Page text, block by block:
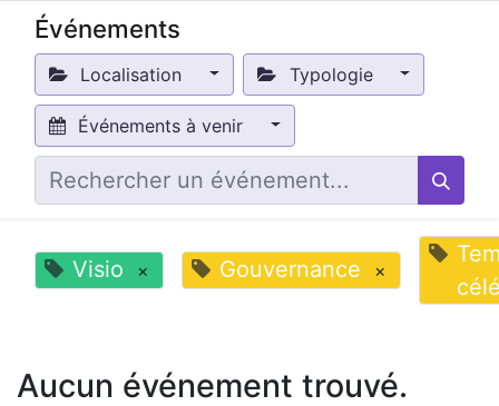
Événements
Localisation Typologie
Événements à venir
Visio × Gouvernance ×
Aucun événement trouvé.